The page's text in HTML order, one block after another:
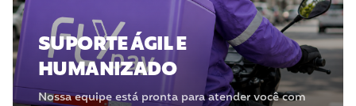
SUPORTE ÁGIL E
HUMANIZADO
Nossa equipe está pronta para atender você com